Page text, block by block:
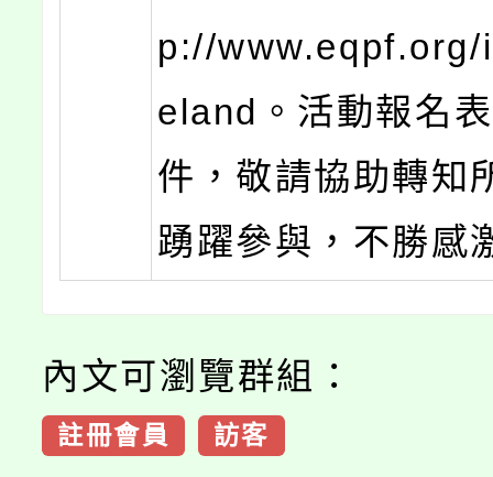
p://www.eqpf.org/
eland。活動報名
件，敬請協助轉知
踴躍參與，不勝感
內文可瀏覽群組：
註冊會員 訪客